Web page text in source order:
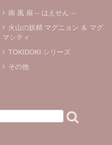
南 風 扇 -- はえせん --
火山の妖精 マグニョン ＆ マグ
マシティ
TOKIDOKI シリーズ
その他